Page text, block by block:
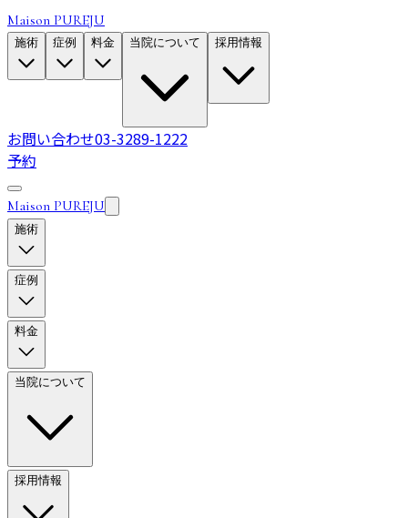
Maison PUREJU
施術 症例 料金 当院について 採用情報
お問い合わせ03-3289-1222
予約
Maison PUREJU
施術
症例
料金
当院について
採用情報